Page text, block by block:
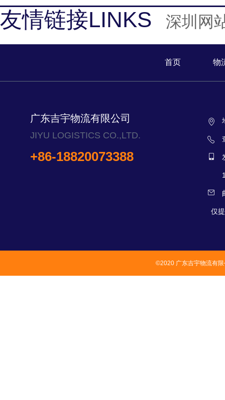
友情链接LINKS 深圳网
首页 物
广东吉宇物流有限公司
JIYU LOGISTICS CO.,LTD.
+86-18820073388
仅
©2020 广东吉宇物流有